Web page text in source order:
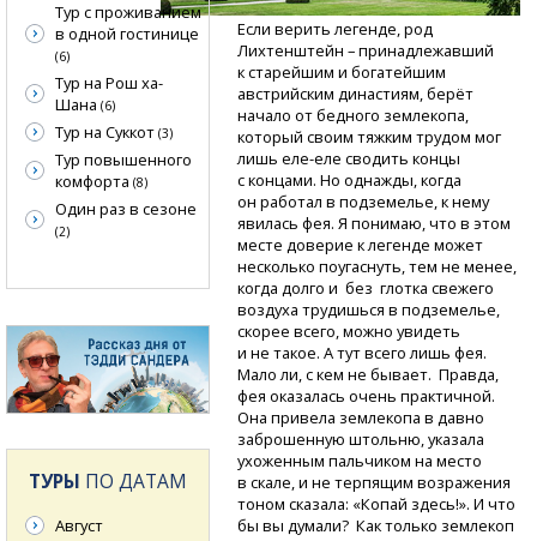
Если верить легенде, род
Лихтенштейн – принадлежавший
к старейшим и богатейшим
австрийским династиям, берёт
начало от бедного землекопа,
который своим тяжким трудом мог
лишьеле-еле сводить концы
с концами. Но однажды, когда
он работал в подземелье, к нему
явилась фея. Я понимаю, что в этом
месте доверие к легенде может
несколько поугаснуть, тем не менее,
когда долго и без глотка свежего
воздуха трудишься в подземелье,
скорее всего, можно увидеть
и не такое. А тут всего лишь фея.
Мало ли, с кем не бывает. Правда,
фея оказалась очень практичной.
Она привела землекопа в давно
заброшенную штольню, указала
ухоженным пальчиком на место
в скале, и не терпящим возражения
тоном сказала: «Копай здесь!». И что
бы вы думали? Как только землекоп
Тур с проживанием
в одной гостинице
(6)
Тур на Рош ха-
Шана (6)
Тур на Суккот (3)
Тур повышенного
комфорта (8)
Один раз в сезоне
(2)
ТУРЫ ПО ДАТАМ
Август